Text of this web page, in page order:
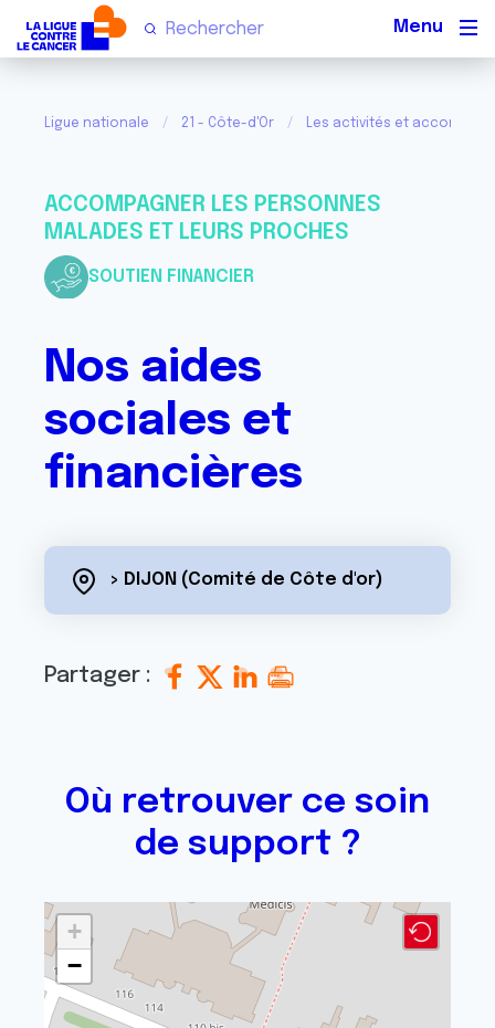
Ligue nationale 21 - Côte-d'Or Les activités et
ACCOMPAGNER LES PERSONNES
MALADES ET LEURS PROCHES
SOUTIEN FINANCIER
Nos aides
sociales et
financières
> DIJON (Comité de Côte d'or)
Partager :
Où retrouver ce soin
de support ?
+
−